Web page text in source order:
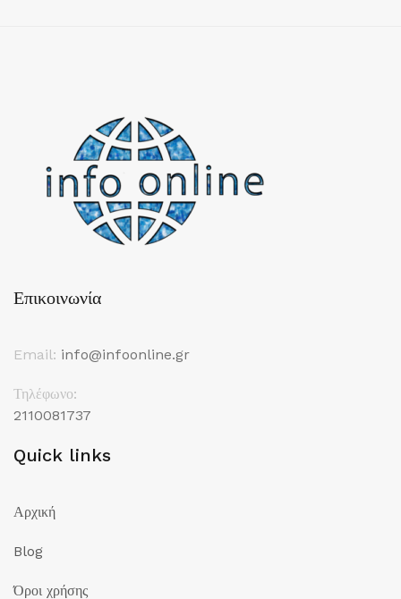
Επικοινωνία
Email: info@infoonline.gr
Τηλέφωνο:
2110081737
Quick links
Αρχική
Blog
Όροι χρήσης